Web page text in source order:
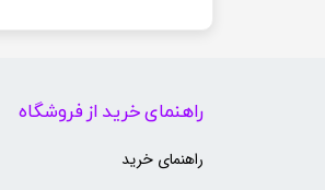
راهنمای خرید از فروشگاه
راهنمای خرید